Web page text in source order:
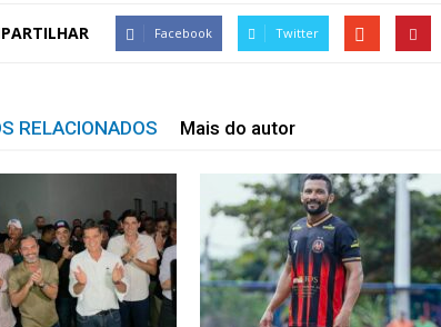
Facebook Twitter
RELACIONADOS Mais do autor